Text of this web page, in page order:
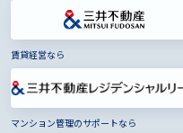
賃貸経営なら
マンション管理のサポートなら